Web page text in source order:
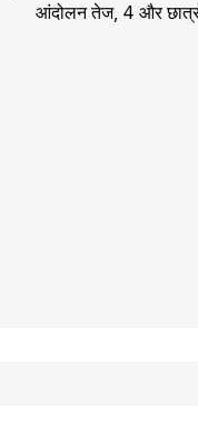
आंदोलन तेज, 4 और